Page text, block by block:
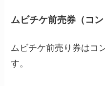
ムビチケ前売券（コン
ムビチケ前売り券はコ
す。